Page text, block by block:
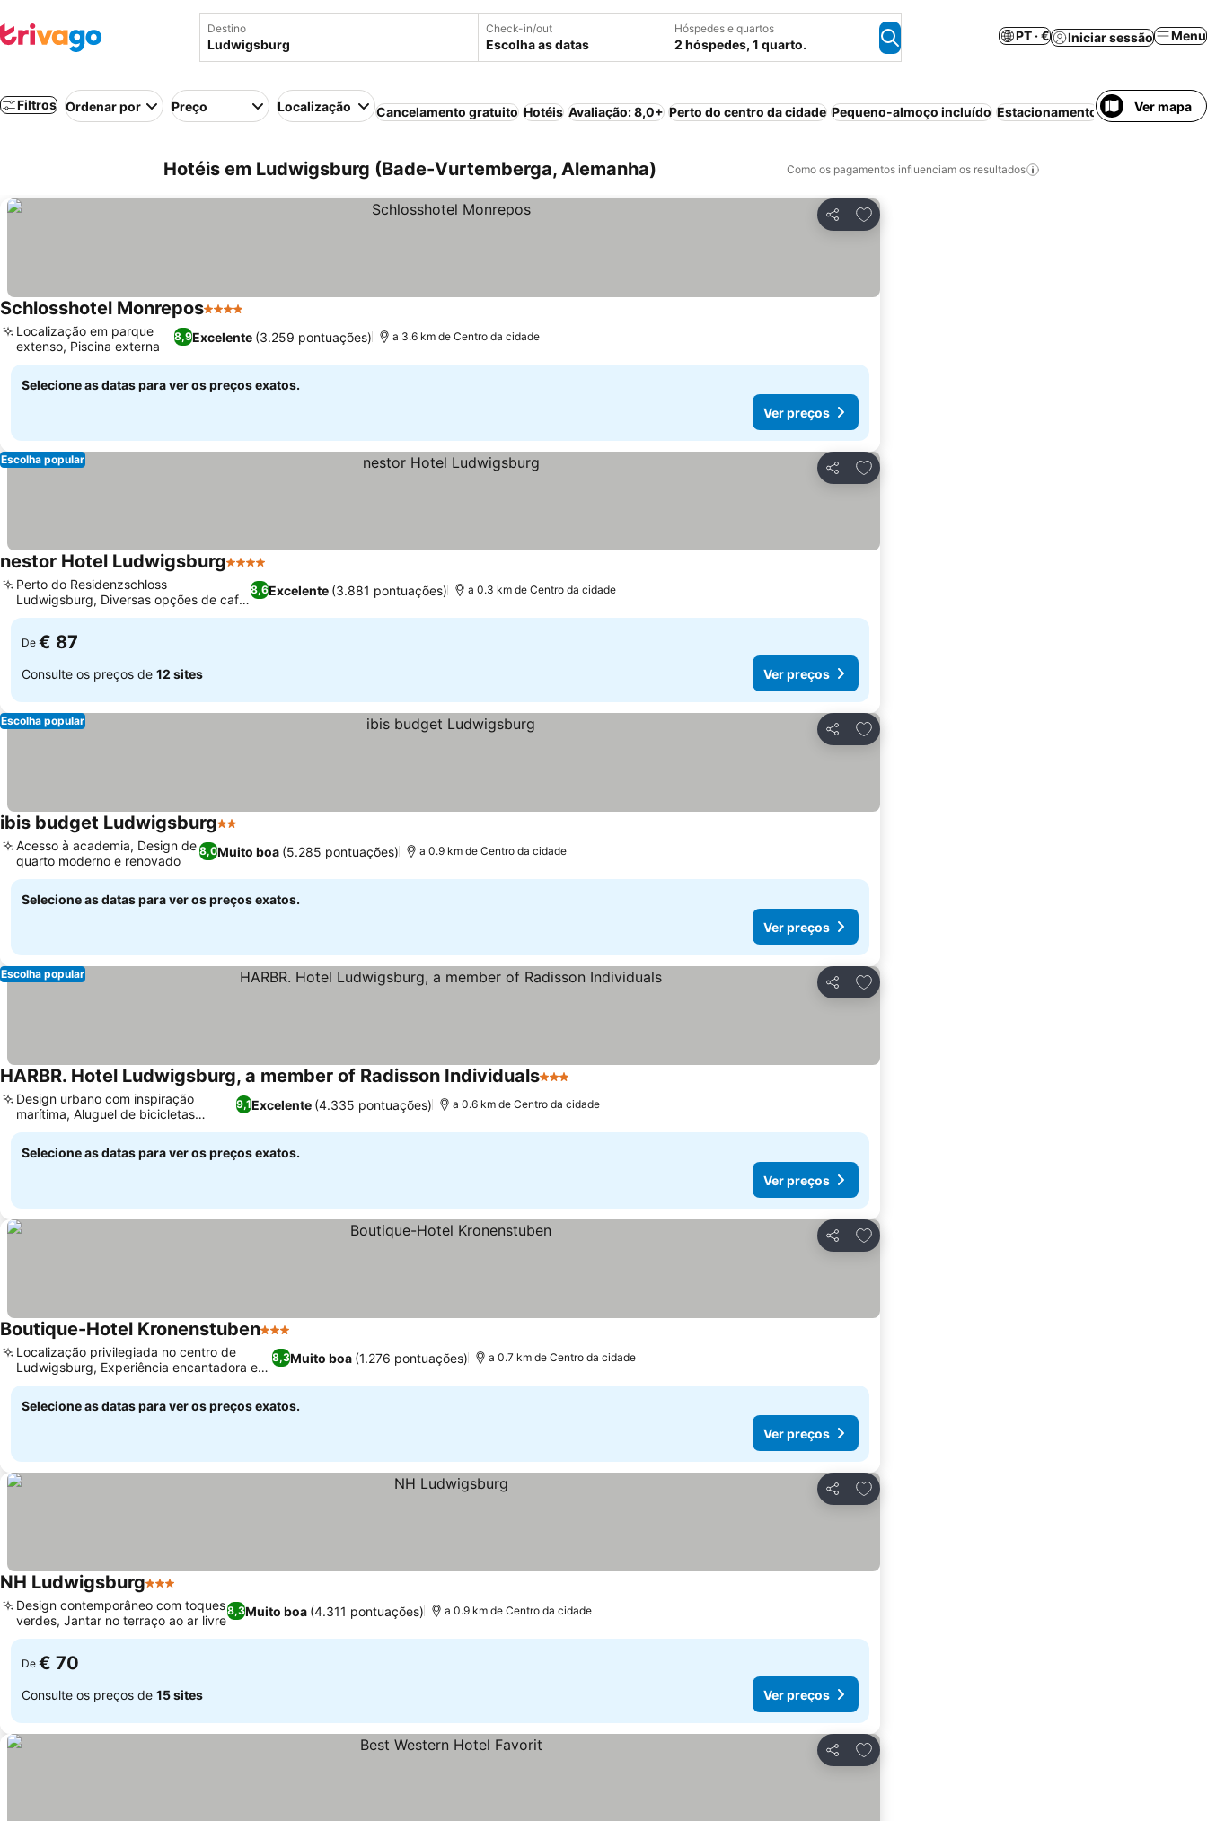
Destino Check-in/out
Escolha as datas
Hóspedes e quartos
2 hóspedes, 1 quarto.
PT · € Iniciar sessão Menu
Filtros Ordenar por Preço Localização Cancelamento gratuito Hotéis Avaliação: 8,0+ Perto do centro da cidade Pequeno-almoço incluído Estacionamento Piscina Wi-fi Ar
Ver mapa
Hotéis em Ludwigsburg (Bade-Vurtemberga, Alemanha) Como os pagamentos influenciam os resultados
Partilhar
Adicionar aos favoritos
Schlosshotel Monrepos4 Estrelas
8,9Excelente (3.259 pontuações)
Localização em parque
extenso, Piscina externa
a 3.6 km de Centro da cidade
Selecione as datas para ver os preços exatos.
Ver preços
Partilhar
Adicionar aos favoritos
Escolha popular
nestor Hotel Ludwigsburg4 Estrelas
8,6Excelente (3.881 pontuações)
Perto do Residenzschloss
Ludwigsburg, Diversas opções de café
da manhã vegano
a 0.3 km de Centro da cidade
De € 87
Consulte os preços de 12 sites Ver preços
Partilhar
Adicionar aos favoritos
Escolha popular
ibis budget Ludwigsburg2 Estrelas
8,0Muito boa (5.285 pontuações)
Acesso à academia, Design de
quarto moderno e renovado
a 0.9 km de Centro da cidade
Selecione as datas para ver os preços exatos.
Ver preços
Partilhar
Adicionar aos favoritos
Escolha popular
HARBR. Hotel Ludwigsburg, a member of Radisson Individuals3 Estrelas
9,1Excelente (4.335 pontuações)
Design urbano com inspiração
marítima, Aluguel de bicicletas
Schindelhauer
a 0.6 km de Centro da cidade
Selecione as datas para ver os preços exatos.
Ver preços
Partilhar
Adicionar aos favoritos
Boutique-Hotel Kronenstuben3 Estrelas
8,3Muito boa (1.276 pontuações)
Localização privilegiada no centro de
Ludwigsburg, Experiência encantadora em
hotel boutique
a 0.7 km de Centro da cidade
Selecione as datas para ver os preços exatos.
Ver preços
Partilhar
Adicionar aos favoritos
NH Ludwigsburg3 Estrelas
8,3Muito boa (4.311 pontuações)
Design contemporâneo com toques
verdes, Jantar no terraço ao ar livre
a 0.9 km de Centro da cidade
De € 70
Consulte os preços de 15 sites Ver preços
Partilhar
Adicionar aos favoritos